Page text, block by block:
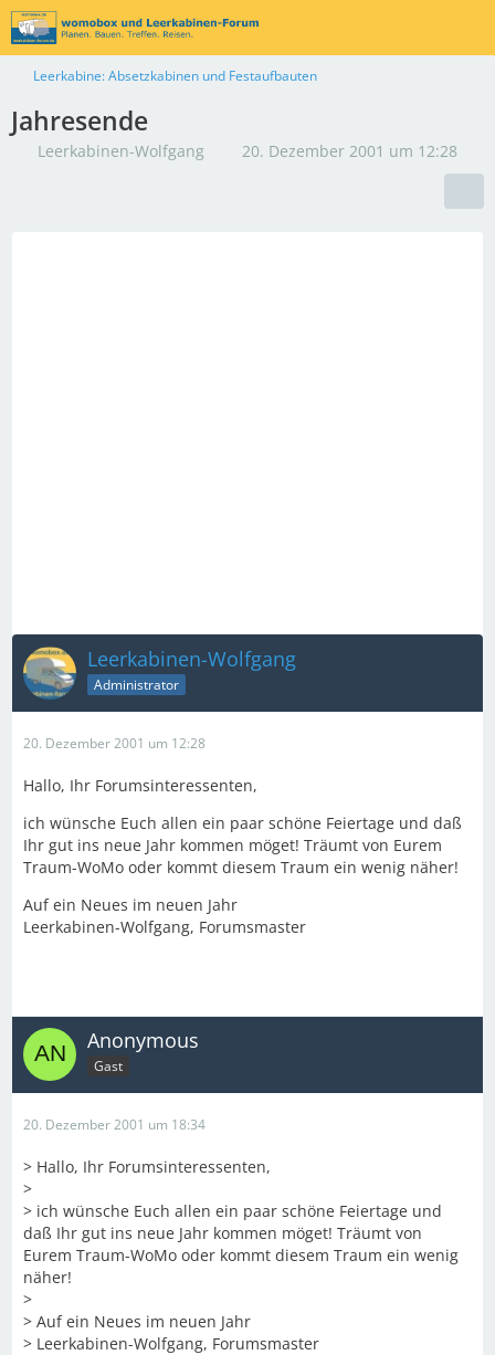
Leerkabine: Absetzkabinen und Festaufbauten
Jahresende
Leerkabinen-Wolfgang 20. Dezember 2001 um 12:28
Leerkabinen-Wolfgang
Administrator
20. Dezember 2001 um 12:28
Hallo, Ihr Forumsinteressenten,
ich wünsche Euch allen ein paar schöne Feiertage und daß
Ihr gut ins neue Jahr kommen möget! Träumt von Eurem
Traum-WoMo oder kommt diesem Traum ein wenig näher!
Auf ein Neues im neuen Jahr
Leerkabinen-Wolfgang, Forumsmaster
Anonymous
Gast
20. Dezember 2001 um 18:34
> Hallo, Ihr Forumsinteressenten,
>
> ich wünsche Euch allen ein paar schöne Feiertage und
daß Ihr gut ins neue Jahr kommen möget! Träumt von
Eurem Traum-WoMo oder kommt diesem Traum ein wenig
näher!
>
> Auf ein Neues im neuen Jahr
> Leerkabinen-Wolfgang, Forumsmaster